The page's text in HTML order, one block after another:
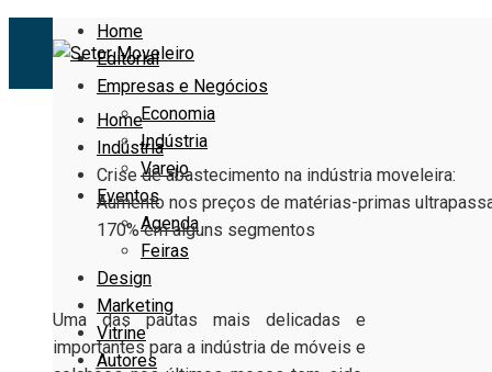
Home
Editorial
Empresas e Negócios
Economia
Indústria
Varejo
Eventos
Agenda
Feiras
Design
Marketing
Vitrine
Autores
Home
Indústria
Crise de abastecimento na indústria moveleira:
Aumento nos preços de matérias-primas
170% em alguns segmentos
Uma das pautas mais delicadas e
importantes para a indústria de móveis e